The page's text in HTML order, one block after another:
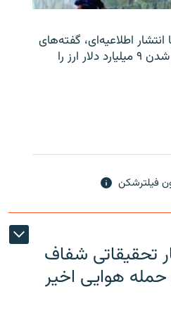
اطلاعیه‌ای، گفته‌های
یک نماینده مجلس درباره گم شدن ۹ میلیارد دلار ارز را
فیلترشکن
تحقیقاتی شفاف
حمله هوایی اخیر